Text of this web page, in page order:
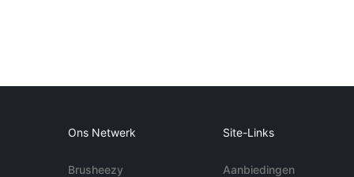
Ons Netwerk
Brusheezy
Site-Links
Aanbiedingen